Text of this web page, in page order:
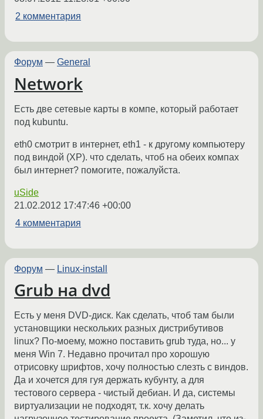
2 комментария
Форум — General
Network
Есть две сетевые карты в компе, который работает
под kubuntu.
eth0 смотрит в интернет, eth1 - к другому компьютеру
под виндой (ХР). что сделать, чтоб на обеих компах
был интернет? помогите, пожалуйста.
uSide
21.02.2012 17:47:46 +00:00
4 комментария
Форум — Linux-install
Grub на dvd
Есть у меня DVD-диск. Как сделать, чтоб там были
установщики нескольких разных дистрибутивов
linux? По-моему, можно поставить grub туда, но... у
меня Win 7. Недавно прочитал про хорошую
отрисовку шрифтов, хочу полностью слезть с виндов.
Да и хочется для гуя держать кубунту, а для
тестового сервера - чистый дебиан. И да, системы
виртуализации не подходят, т.к. хочу делать